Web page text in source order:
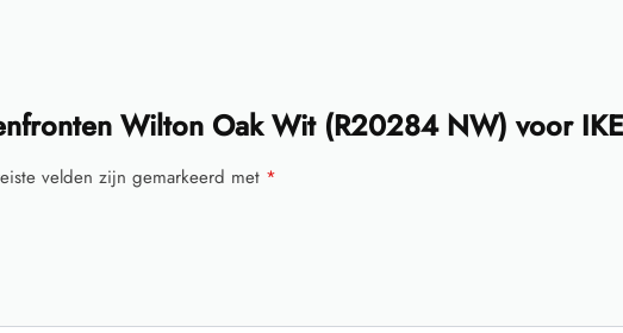
Wilton Oak Wit (R20284 NW) voor
velden zijn gemarkeerd met *